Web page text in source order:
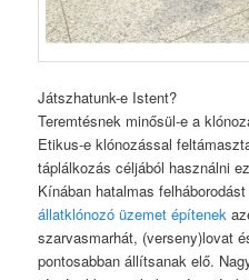
Játszhatunk-e Istent?
Teremtésnek minősül-e a
Etikus-e klónozással
táplálkozás céljából használni
Kínában hatalmas
állatklónozó üzemet építenek
szarvasmarhát, (verseny)lovat
pontosabban állítsanak elő.